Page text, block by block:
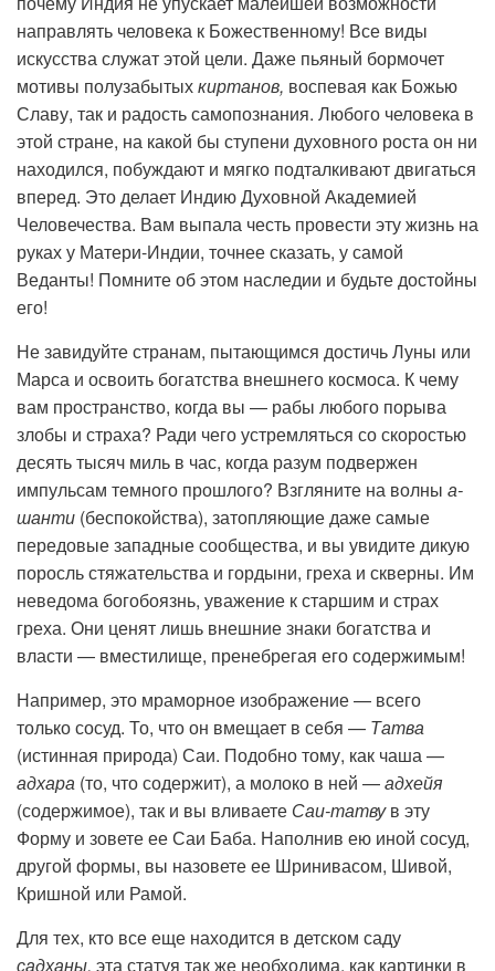
направлять человека к Божественному! Все виды
искусства служат этой цели. Даже пьяный бормочет
мотивы полузабытыхкиртанов, воспевая как Божью
Славу, так и радость самопознания. Любого человека в
этой стране, на какой бы ступени духовного роста он ни
находился, побуждают и мягко подталкивают двигаться
вперед. Это делает Индию Духовной Академией
Человечества. Вам выпала честь провести эту жизнь на
руках у Матери-Индии, точнее сказать, у самой
Веданты! Помните об этом наследии и будьте достойны
его!
Не завидуйте странам, пытающимся достичь Луны или
Марса и освоить богатства внешнего космоса. К чему
вам пространство, когда вы — рабы любого порыва
злобы и страха? Ради чего устремляться со скоростью
десять тысяч миль в час, когда разум подвержен
импульсам темного прошлого? Взгляните на волны а-
шанти (беспокойства), затопляющие даже самые
передовые западные сообщества, и вы увидите дикую
поросль стяжательства и гордыни, греха и скверны. Им
неведома богобоязнь, уважение к старшим и страх
греха. Они ценят лишь внешние знаки богатства и
власти — вместилище, пренебрегая его содержимым!
Например, это мраморное изображение — всего
только сосуд. То, что он вмещает в себя — Татва
(истинная природа) Саи. Подобно тому, как чаша —
адхара (то, что содержит), а молоко в ней —адхейя
(содержимое), так и вы вливаете Саи-татвув эту
Форму и зовете ее Саи Баба. Наполнив ею иной сосуд,
другой формы, вы назовете ее Шринивасом, Шивой,
Кришной или Рамой.
Для тех, кто все еще находится в детском саду
садханы, эта статуя так же необходима, как картинки в